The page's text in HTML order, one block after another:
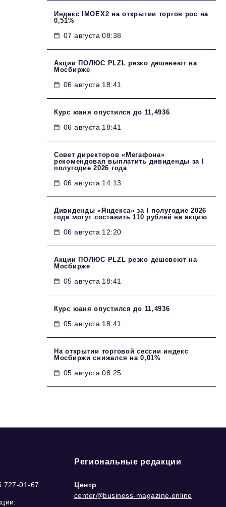
Индекс IMOEX2 на открытии торгов рос на
0,51%
07 августа 08:38
Акции ПОЛЮС PLZL резко дешевеют на
Мосбирже
06 августа 18:41
Курс юаня опустился до 11,4936
06 августа 18:41
Совет директоров «Мегафона»
рекомендовал выплатить дивиденды за I
полугодие 2026 года
06 августа 14:13
Дивиденды «Яндекса» за I полугодие 2026
года могут составить 110 рублей на акцию
06 августа 12:20
Акции ПОЛЮС PLZL резко дешевеют на
Мосбирже
05 августа 18:41
Курс юаня опустился до 11,4936
05 августа 18:41
На открытии торговой сессии индекс
Мосбиржи снижался на 0,01%
05 августа 08:25
727-01-67
Региональные редакции
Центр
center@business-magazine.online